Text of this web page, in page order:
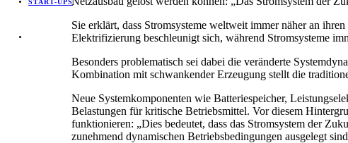
START-UPS
Sie erklärt, dass Stromsysteme weltweit immer näher an
Elektrifizierung beschleunigt sich, während Stromsysteme
Besonders problematisch sei dabei die veränderte
Kombination mit schwankender Erzeugung stellt die
Neue Systemkomponenten wie Batteriespeicher,
Belastungen für kritische Betriebsmittel. Vor diesem
funktionieren: „Dies bedeutet, dass das Stromsystem der
zunehmend dynamischen Betriebsbedingungen ausgelegt